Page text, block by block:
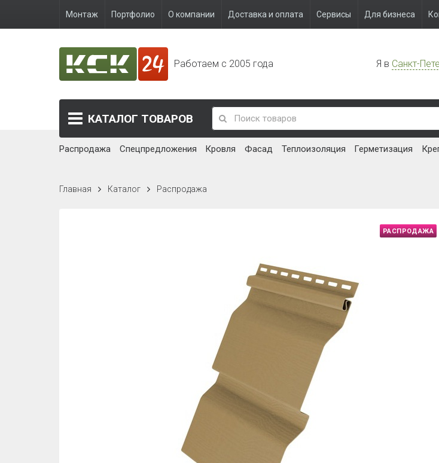
Монтаж Портфолио О компании Доставка и оплата Сервисы Для бизнеса
Работаем с 2005 года Я в Санкт-
КАТАЛОГ ТОВАРОВ
Распродажа Спецпредложения Кровля Фасад Теплоизоляция Герметизация
Главная Каталог Распродажа
РАСПРОДАЖА